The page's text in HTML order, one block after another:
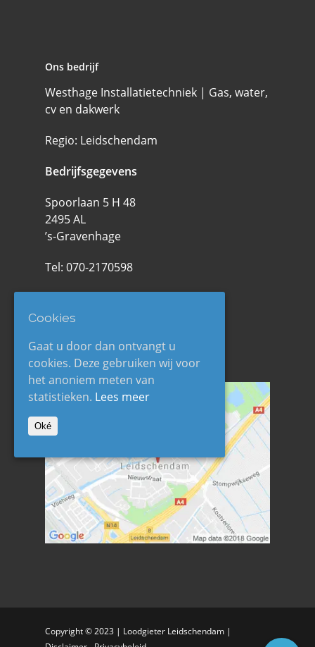
Ons bedrijf
Westhage Installatietechniek | Gas, water,
cv en dakwerk
Regio: Leidschendam
Bedrijfsgegevens
Spoorlaan 5 H 48
2495 AL
’s-Gravenhage
Tel: 070-2170598
Werkgebied
Copyright © 2023 | Loodgieter Leidschendam |
Cookies
Gaat u door dan ontvangt u
cookies. Deze gebruiken wij voor
het anoniem meten van
statistieken. Lees meer
Oké